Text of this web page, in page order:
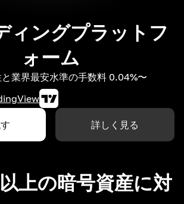
ィングプラットフ
ォーム
業界最安水準の手数料 0.04%〜
詳しく見る
上の暗号資産に対